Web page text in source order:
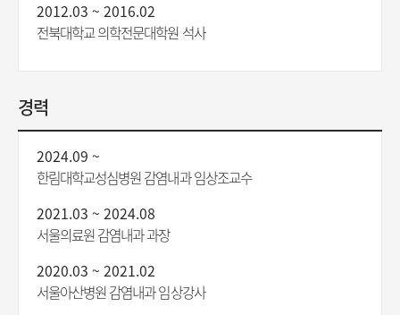
2012.03 ~ 2016.02
전북대학교 의학전문대학원 석사
경력
2024.09 ~
한림대학교성심병원 감염내과 임상조교수
2021.03 ~ 2024.08
서울의료원 감염내과 과장
2020.03 ~ 2021.02
서울아산병원 감염내과 임상강사